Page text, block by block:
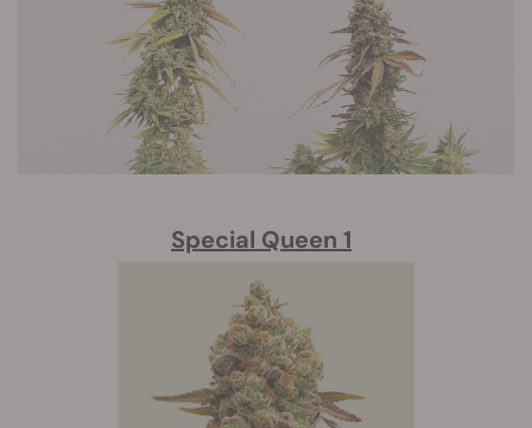
Special Queen 1